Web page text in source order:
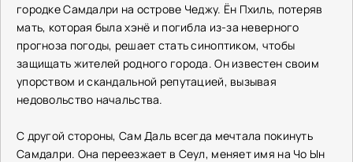
городке Самдалри на острове Чеджу. Ён Пхиль, потеряв
мать, которая была хэнё и погибла из-за неверного
прогноза погоды, решает стать синоптиком, чтобы
защищать жителей родного города. Он известен своим
упорством и скандальной репутацией, вызывая
недовольство начальства.
С другой стороны, Сам Даль всегда мечтала покинуть
Самдалри. Она переезжает в Сеул, меняет имя на Чо Ын